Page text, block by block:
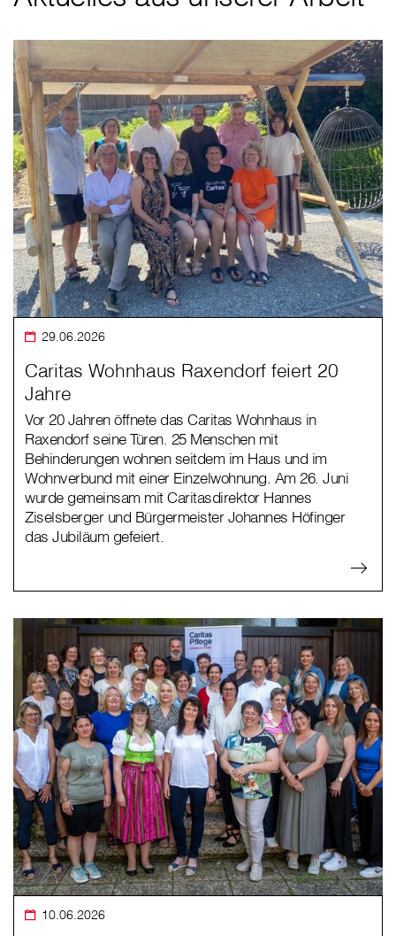
29.06.2026
Caritas Wohnhaus Raxendorf feiert 20
Jahre
Vor 20 Jahren öffnete das Caritas Wohnhaus in
Raxendorf seine Türen. 25 Menschen mit
Behinderungen wohnen seitdem im Haus und im
Wohnverbund mit einer Einzelwohnung. Am 26. Juni
wurde gemeinsam mit Caritasdirektor Hannes
Ziselsberger und Bürgermeister Johannes Höfinger
das Jubiläum gefeiert.
10.06.2026